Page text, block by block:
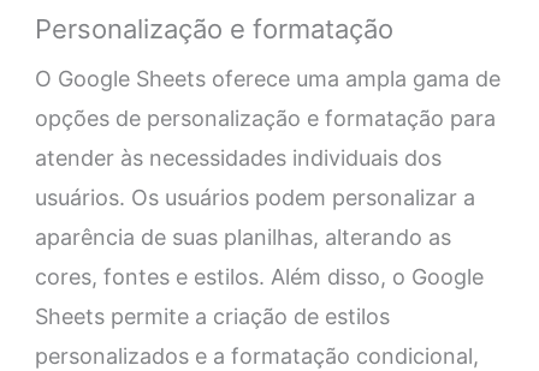
Personalização e formatação
O Google Sheets oferece uma ampla gama de
opções de personalização e formatação para
atender às necessidades individuais dos
usuários. Os usuários podem personalizar a
aparência de suas planilhas, alterando as
cores, fontes e estilos. Além disso, o Google
Sheets permite a criação de estilos
personalizados e a formatação condicional,